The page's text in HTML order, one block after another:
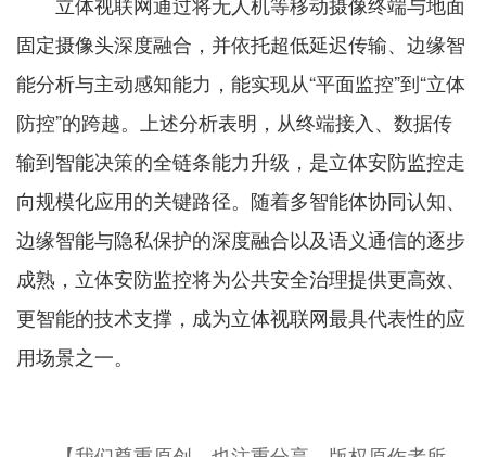
固定摄像头深度融合，并依托超低延迟传输、边缘智
能分析与主动感知能力，能实现从“平面监控”到“立体
防控”的跨越。上述分析表明，从终端接入、数据传
输到智能决策的全链条能力升级，是立体安防监控走
向规模化应用的关键路径。随着多智能体协同认知、
边缘智能与隐私保护的深度融合以及语义通信的逐步
成熟，立体安防监控将为公共安全治理提供更高效、
更智能的技术支撑，成为立体视联网最具代表性的应
用场景之一。